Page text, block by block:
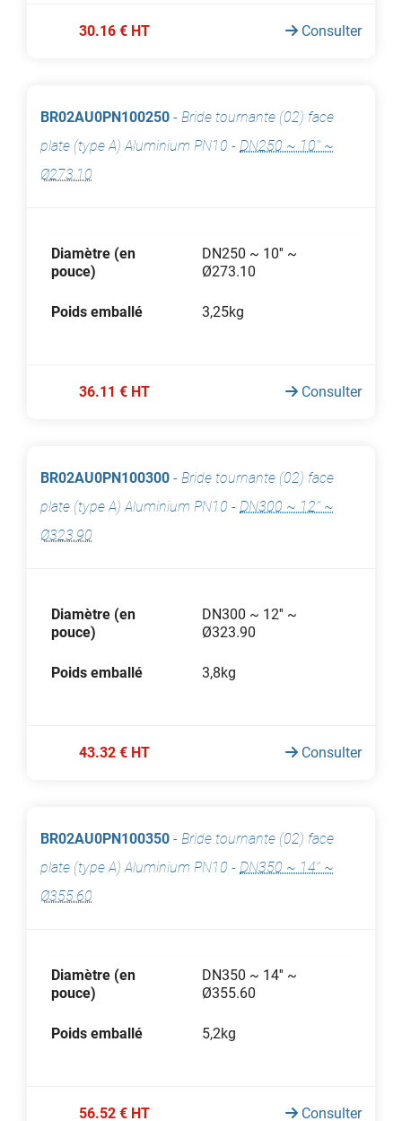
30.16 € HT Consulter
BR02AU0PN100250 - Bride tournante (02) face
plate (type A) Aluminium PN10 - DN250 ~ 10'' ~
Ø273.10
Diamètre (en
pouce)
DN250 ~ 10'' ~
Ø273.10
Poids emballé 3,25kg
36.11 € HT Consulter
BR02AU0PN100300 - Bride tournante (02) face
plate (type A) Aluminium PN10 - DN300 ~ 12'' ~
Ø323.90
Diamètre (en
pouce)
DN300 ~ 12'' ~
Ø323.90
Poids emballé 3,8kg
43.32 € HT Consulter
BR02AU0PN100350 - Bride tournante (02) face
plate (type A) Aluminium PN10 - DN350 ~ 14'' ~
Ø355.60
Diamètre (en
pouce)
DN350 ~ 14'' ~
Ø355.60
Poids emballé 5,2kg
56.52 € HT Consulter